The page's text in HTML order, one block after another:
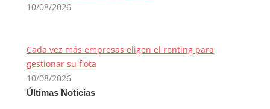
10/08/2026
Cada vez más empresas eligen el renting para
gestionar su flota
10/08/2026
Últimas Noticias